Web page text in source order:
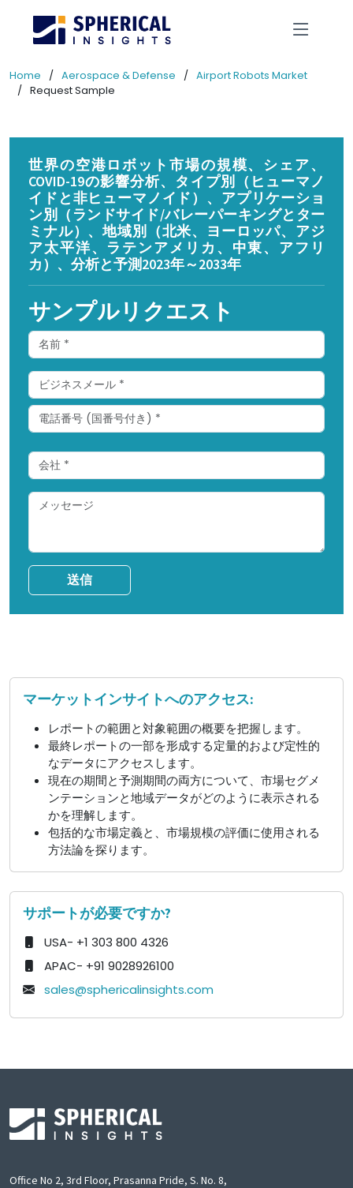
Home Aerospace & Defense
Airport Robots Market
Request Sample
世界の空港ロボット市場の規模、シェア、
COVID-19の影響分析、タイプ別（ヒューマノ
イドと非ヒューマノイド）、アプリケーショ
ン別（ランドサイド/バレーパーキングとター
ミナル）、地域別（北米、ヨーロッパ、アジ
ア太平洋、ラテンアメリカ、中東、アフリ
カ）、分析と予測2023年～2033年
サンプルリクエスト
送信
マーケットインサイトへのアクセス:
レポートの範囲と対象範囲の概要を把握します。
最終レポートの一部を形成する定量的および定性的
なデータにアクセスします。
現在の期間と予測期間の両方について、市場セグメ
ンテーションと地域データがどのように表示される
かを理解します。
包括的な市場定義と、市場規模の評価に使用される
方法論を探ります。
サポートが必要ですか?
USA- +1 303 800 4326
APAC- +91 9028926100
sales@sphericalinsights.com
Office No 2, 3rd Floor, Prasanna Pride, S. No. 8,